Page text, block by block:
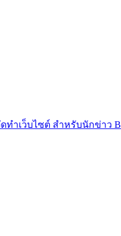
ำเว็บไซต์ สำหรับนักข่าว